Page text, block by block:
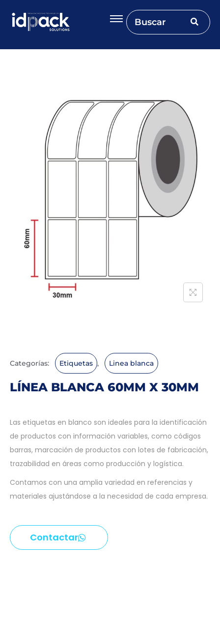
LÍNEA BLANCA 60MM X 30MM
Las etiquetas en blanco son ideales para la identificación
de productos con información variables, como códigos
barras, marcación de productos con lotes de fabricación,
trazabilidad en áreas como producción y logística.
Contamos con una amplia variedad en referencias y
materiales ajustándose a la necesidad de cada empresa.
Categorías: Etiquetas , Linea blanca